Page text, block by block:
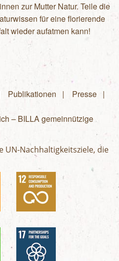
zur Mutter Natur. Teile die
für eine florierende
wieder aufatmen kann!
Publikationen
Presse
– BILLA gemeinnützige
Nachhaltigkeitsziele, die